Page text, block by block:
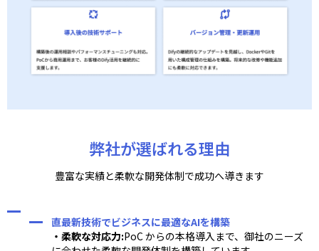
弊社が選ばれる理由
豊富な実績と柔軟な開発体制で成功へ導きます
直最新技術でビジネスに最適なAIを構築
・柔軟な対応力:PoC からの本格導入まで、御社のニーズ